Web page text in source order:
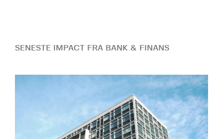
SENESTE IMPACT FRA BANK & FINANS